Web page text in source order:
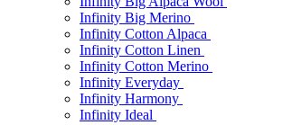
Infinity Big Merino
Infinity Cotton Alpaca
Infinity Cotton Linen
Infinity Cotton Merino
Infinity Everyday
Infinity Harmony
Infinity Ideal